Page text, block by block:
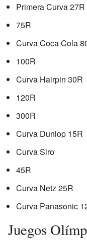
Primera Curva 27R
75R
Curva Coca Cola
100R
Curva Hairpin 30R
120R
300R
Curva Dunlop 15R
Curva Siro
45R
Curva Netz 25R
Curva Panasonic
Juegos